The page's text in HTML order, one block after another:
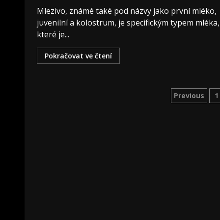
Mlezivo, známé také pod názvy jako první mléko,
juvenilní a kolostrum, je specifickým typem mléka,
které je...
Pokračovat ve čtení
Previous 1